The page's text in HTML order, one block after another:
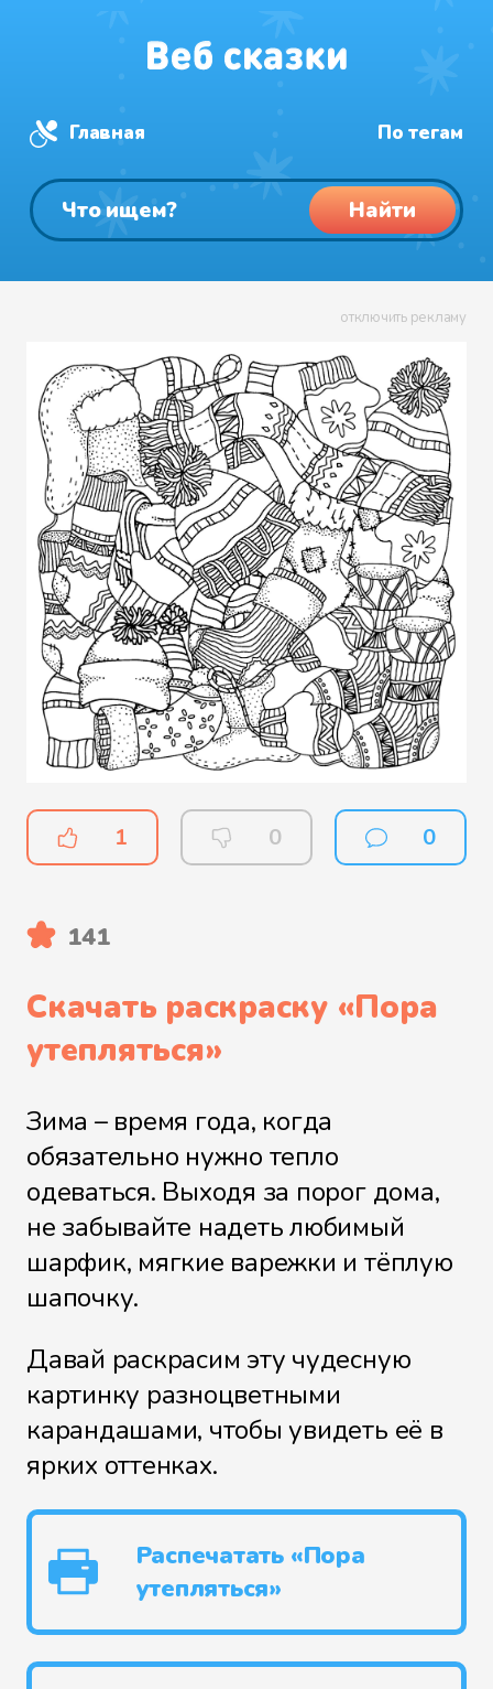
Главная По тегам
Найти
отключить рекламу
1 0 0
141
Скачать раскраску «Пора
утепляться»
Зима – время года, когда
обязательно нужно тепло
одеваться. Выходя за порог дома,
не забывайте надеть любимый
шарфик, мягкие варежки и тёплую
шапочку.
Давай раскрасим эту чудесную
картинку разноцветными
карандашами, чтобы увидеть её в
ярких оттенках.
Распечатать «Пора
утепляться»